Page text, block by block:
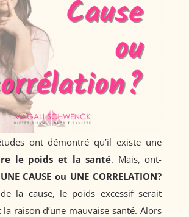
ont démontré qu’il existe une
le poids et la santé. Mais, ont-
UNE CAUSE ou UNE CORRELATION?
la cause, le poids excessif serait
raison d’une mauvaise santé. Alors